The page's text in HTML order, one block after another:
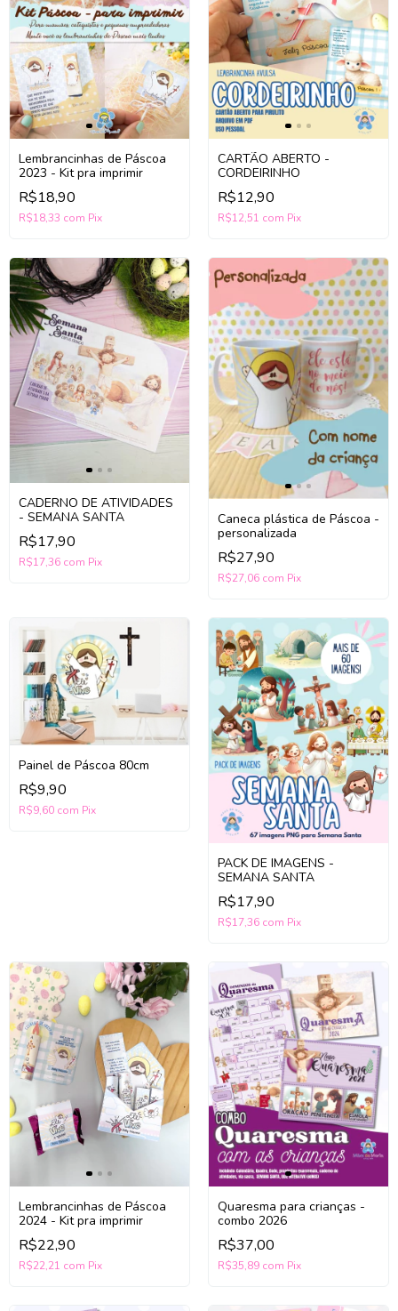
Lembrancinhas de Páscoa
2023 - Kit pra imprimir
R$18,90
R$18,33 com Pix
CARTÃO ABERTO -
CORDEIRINHO
R$12,90
R$12,51 com Pix
CADERNO DE ATIVIDADES
- SEMANA SANTA
R$17,90
R$17,36 com Pix
Caneca plástica de Páscoa -
personalizada
R$27,90
R$27,06 com Pix
Painel de Páscoa 80cm
R$9,90
R$9,60 com Pix
PACK DE IMAGENS -
SEMANA SANTA
R$17,90
R$17,36 com Pix
Lembrancinhas de Páscoa
2024 - Kit pra imprimir
R$22,90
R$22,21 com Pix
Quaresma para crianças -
combo 2026
R$37,00
R$35,89 com Pix